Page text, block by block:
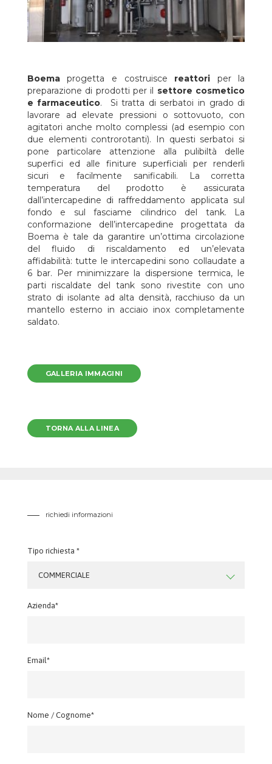
Boemaprogetta e costruisce reattori per la
preparazione di prodotti per il settore cosmetico
e farmaceutico. Si tratta di serbatoi in grado di
lavorare ad elevate pressioni o sottovuoto, con
agitatori anche molto complessi (ad esempio con
due elementi controrotanti). In questi serbatoi si
pone particolare attenzione alla pulibiltà delle
superfici ed alle finiture superficiali per renderli
sicuri e facilmente sanificabili. La corretta
temperatura del prodotto è assicurata
dall’intercapedine di raffreddamento applicata sul
fondo e sul fasciame cilindrico del tank. La
conformazione dell’intercapedine progettata da
Boema è tale da garantire un’ottima circolazione
del fluido di riscaldamento ed un’elevata
affidabilità: tutte le intercapedini sono collaudate a
6 bar. Per minimizzare la dispersione termica, le
parti riscaldate del tank sono rivestite con uno
strato di isolante ad alta densità, racchiuso da un
mantello esterno in acciaio inox completamente
saldato.
GALLERIA IMMAGINI
TORNA ALLA LINEA
richiedi informazioni
Tipo richiesta *
COMMERCIALE
Azienda*
Email*
Nome / Cognome*